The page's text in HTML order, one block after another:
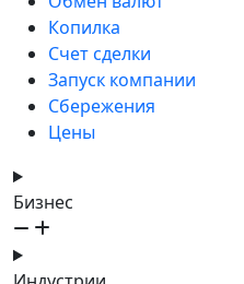
Копилка
Счет сделки
Запуск компании
Сбережения
Цены
Бизнес